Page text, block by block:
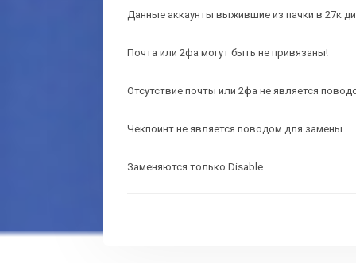
Данные аккаунты выжившие из пачки в 27к
Почта или 2фа могут быть не привязаны!
Отсутствие почты или 2фа не является
Чекпоинт не является поводом для замены.
Заменяются только Disable.